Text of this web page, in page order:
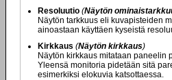
Resoluutio (Näytön
Näytön tarkkuus eli kuvapisteiden
ainoastaan käyttäen kyseistä
Kirkkaus (Näytön kirkkaus)
Näytön kirkkaus mitataan paneelin
Yleensä monitoria pidetään sitä
esimerkiksi elokuvia katsottaessa.